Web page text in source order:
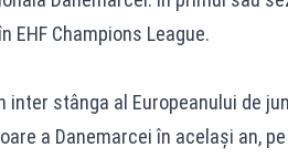
EHF Champions League.
stânga al Europeanului de
a Danemarcei în același an,